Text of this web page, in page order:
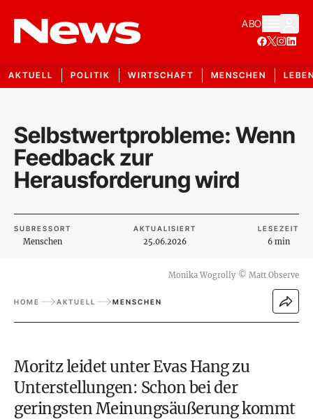
ABO
AKTUELL POLITIK WIRTSCHAFT MENSCHEN
Selbstwertprobleme: Wenn
Feedback zur
Herausforderung wird
SUBRESSORT
Menschen
AKTUALISIERT
25.06.2026
LESEZEIT
6 min
Monika Wogrolly © Matt Observe
HOME AKTUELL MENSCHEN
Moritz leidet unter Evas Hang zu
Unterstellungen: Schon bei der
geringsten Meinungsäußerung kommt